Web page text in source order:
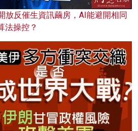
放反催生資訊繭房，AI能避開相同
法操控？